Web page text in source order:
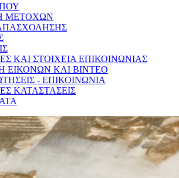
ΜΕΤΟΧΩΝ
ΚΑΙ ΣΤΟΙΧΕΙΑ ΕΠΙΚΟΙΝΩΝΙΑΣ
ΕΙΚΟΝΩΝ ΚΑΙ ΒΙΝΤΕΟ
- ΕΠΙΚΟΙΝΩΝΙΑ
ΚΑΤΑΣΤΑΣΕΙΣ